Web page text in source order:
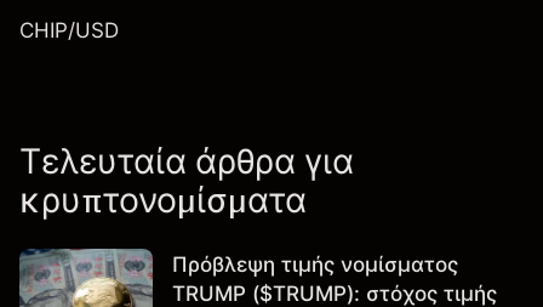
CHIP/USD
Τελευταία άρθρα για
κρυπτονομίσματα
Πρόβλεψη τιμής νομίσματος
TRUMP ($TRUMP): στόχος τιμής